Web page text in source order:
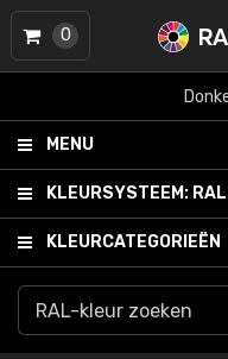
MENU
KLEURSYSTEEM:
KLEURCATEGORIEËN
0